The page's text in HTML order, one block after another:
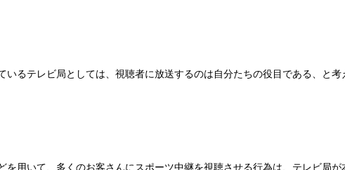
いるテレビ局としては、視聴者に放送するのは自分たちの役目である、と考
を用いて、多くのお客さんにスポーツ中継を視聴させる行為は、テレビ局